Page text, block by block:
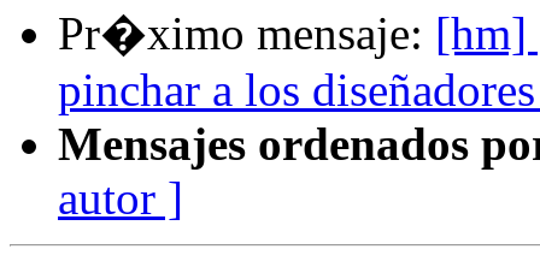
Pr�ximo mensaje: [hm]
pinchar a los
Mensajes ordenados
autor ]